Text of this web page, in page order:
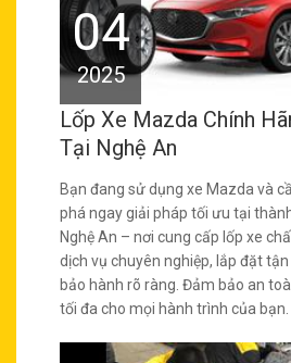
04
2025
Lốp Xe Mazda Chính
Tại Nghệ An
Bạn đang sử dụng xe Mazda và
phá ngay giải pháp tối ưu tại
Nghệ An – nơi cung cấp lốp xe
dịch vụ chuyên nghiệp, lắp đặt
bảo hành rõ ràng. Đảm bảo an
tối đa cho mọi hành trình của bạn.